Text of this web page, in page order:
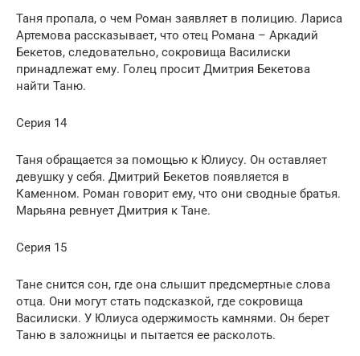
Таня пропала, о чем Роман заявляет в полицию. Лариса
Артемова рассказывает, что отец Романа – Аркадий
Бекетов, следовательно, сокровища Василиски
принадлежат ему. Голец просит Дмитрия Бекетова
найти Таню.
Серия 14
Таня обращается за помощью к Юлиусу. Он оставляет
девушку у себя. Дмитрий Бекетов появляется в
Каменном. Роман говорит ему, что они сводные братья.
Марьяна ревнует Дмитрия к Тане.
Серия 15
Тане снится сон, где она слышит предсмертные слова
отца. Они могут стать подсказкой, где сокровища
Василиски. У Юлиуса одержимость камнями. Он берет
Таню в заложницы и пытается ее расколоть.